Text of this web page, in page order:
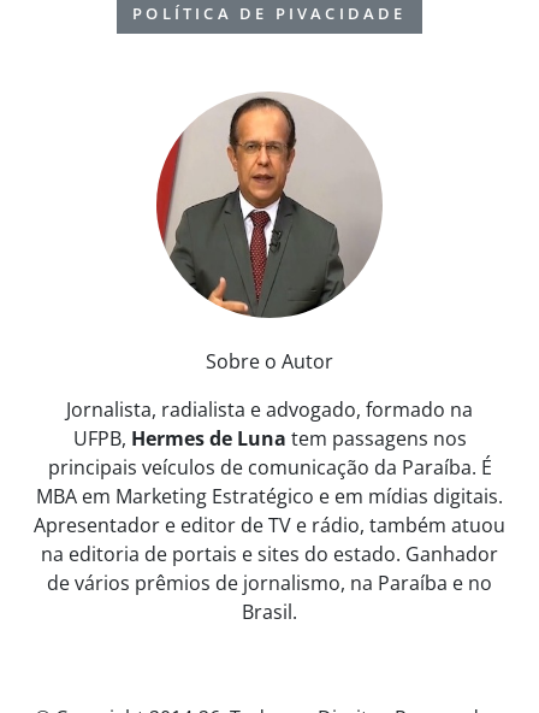
POLÍTICA DE PIVACIDADE
Sobre o Autor
Jornalista, radialista e advogado, formado na
UFPB, Hermes de Luna tem passagens nos
principais veículos de comunicação da Paraíba. É
MBA em Marketing Estratégico e em mídias digitais.
Apresentador e editor de TV e rádio, também atuou
na editoria de portais e sites do estado. Ganhador
de vários prêmios de jornalismo, na Paraíba e no
Brasil.